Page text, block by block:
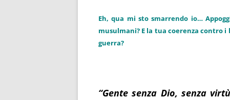
Eh, qua mi sto smarrendo io…
musulmani? E la tua coerenza contro
guerra?
“Gente senza Dio, senza